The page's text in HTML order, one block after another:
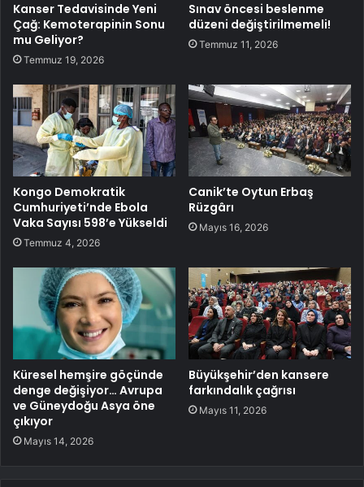
Kanser Tedavisinde Yeni
Çağ: Kemoterapinin Sonu
mu Geliyor?
Temmuz 19, 2026
Sınav öncesi beslenme
düzeni değiştirilmemeli!
Temmuz 11, 2026
Kongo Demokratik
Cumhuriyeti’nde Ebola
Vaka Sayısı 598’e Yükseldi
Temmuz 4, 2026
Canik’te Oytun Erbaş
Rüzgârı
Mayıs 16, 2026
Küresel hemşire göçünde
denge değişiyor… Avrupa
ve Güneydoğu Asya öne
çıkıyor
Mayıs 14, 2026
Büyükşehir’den kansere
farkındalık çağrısı
Mayıs 11, 2026